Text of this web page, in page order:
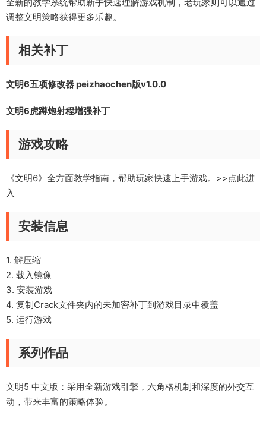
调整文明策略获得更多乐趣。
相关补丁
文明6五项修改器 peizhaochen版v1.0.0
文明6虎蹲炮射程增强补丁
游戏攻略
《文明6》全方面教学指南，帮助玩家快速上手游戏。 >>点此进
入
安装信息
1. 解压缩
2. 载入镜像
3. 安装游戏
4. 复制Crack文件夹内的未加密补丁到游戏目录中覆盖
5. 运行游戏
系列作品
文明5 中文版 ：采用全新游戏引擎，六角格机制和深度的外交互
动，带来丰富的策略体验。